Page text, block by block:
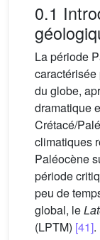
0.1
La période
du globe,
dramatique
Crétacé/
climatiques
Paléocène
période
peu de
global, le
(LPTM) [41].